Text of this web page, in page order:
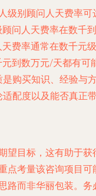
级别顾问人天费率可
问人天费率在数千到
费率通常在数千元级
到数万元/天都有可
购买知识、经验
适配度以及能否真正
目标，这有助于获
点考量该咨询项目
路而非华丽包装。